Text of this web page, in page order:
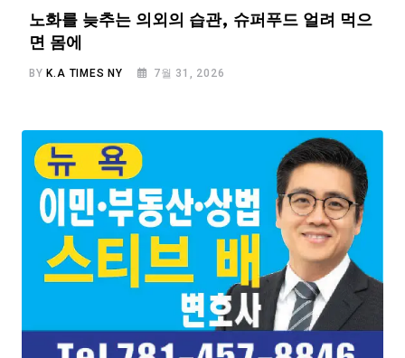
노화를 늦추는 의외의 습관, 슈퍼푸드 얼려 먹으
면 몸에
BYK.A TIMES NY 7월 31, 2026